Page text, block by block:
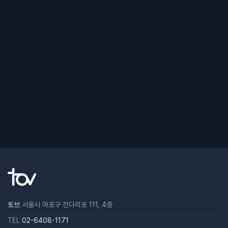
토브 서울시 마포구 잔다리로 111, 4층
TEL 02-6408-1171